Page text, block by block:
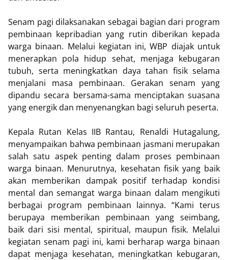
Senam pagi dilaksanakan sebagai bagian dari program
pembinaan kepribadian yang rutin diberikan kepada
warga binaan. Melalui kegiatan ini, WBP diajak untuk
menerapkan pola hidup sehat, menjaga kebugaran
tubuh, serta meningkatkan daya tahan fisik selama
menjalani masa pembinaan. Gerakan senam yang
dipandu secara bersama-sama menciptakan suasana
yang energik dan menyenangkan bagi seluruh peserta.
Kepala Rutan Kelas IIB Rantau, Renaldi Hutagalung,
menyampaikan bahwa pembinaan jasmani merupakan
salah satu aspek penting dalam proses pembinaan
warga binaan. Menurutnya, kesehatan fisik yang baik
akan memberikan dampak positif terhadap kondisi
mental dan semangat warga binaan dalam mengikuti
berbagai program pembinaan lainnya. “Kami terus
berupaya memberikan pembinaan yang seimbang,
baik dari sisi mental, spiritual, maupun fisik. Melalui
kegiatan senam pagi ini, kami berharap warga binaan
dapat menjaga kesehatan, meningkatkan kebugaran,